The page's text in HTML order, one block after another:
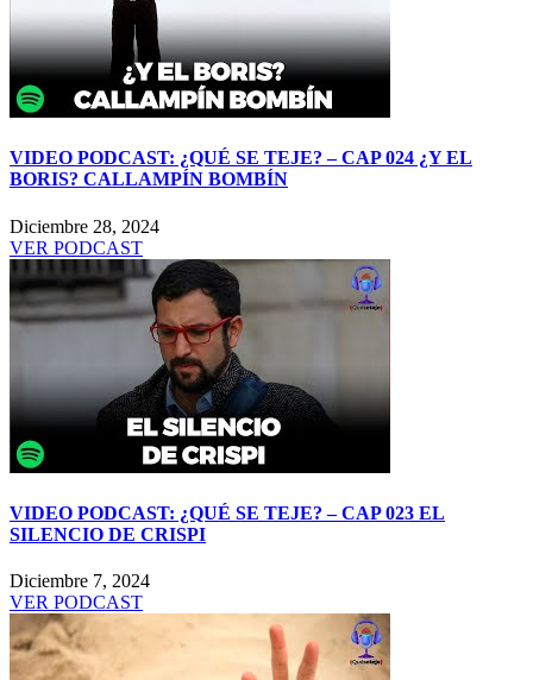
VIDEO PODCAST: ¿QUÉ SE TEJE? – CAP 024 ¿Y EL
BORIS? CALLAMPÍN BOMBÍN
Diciembre 28, 2024
VER PODCAST
VIDEO PODCAST: ¿QUÉ SE TEJE? – CAP 023 EL
SILENCIO DE CRISPI
Diciembre 7, 2024
VER PODCAST